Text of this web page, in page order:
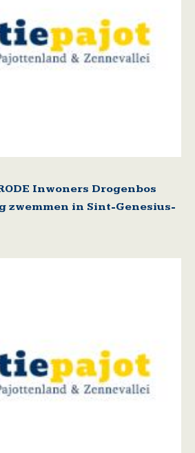
Inwoners Drogenbos
zwemmen in Sint-Genesius-